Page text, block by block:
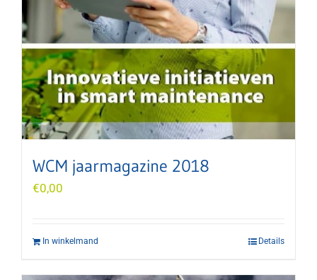
WCM jaarmagazine 2018
€0,00
In winkelmand Details